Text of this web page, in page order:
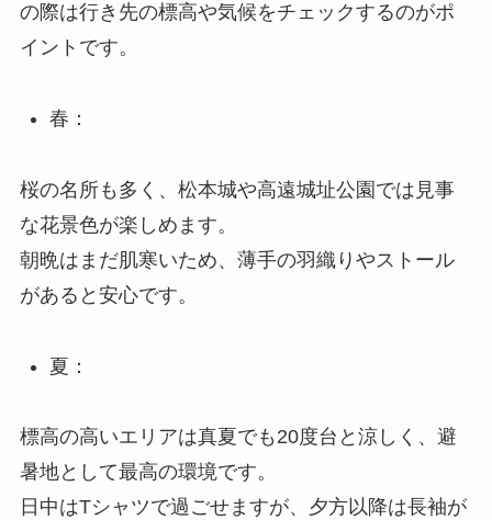
の際は行き先の標高や気候をチェックするのがポ
イントです。
春：
桜の名所も多く、松本城や高遠城址公園では見事
な花景色が楽しめます。
朝晩はまだ肌寒いため、薄手の羽織りやストール
があると安心です。
夏：
標高の高いエリアは真夏でも20度台と涼しく、避
暑地として最高の環境です。
日中はTシャツで過ごせますが、夕方以降は長袖が